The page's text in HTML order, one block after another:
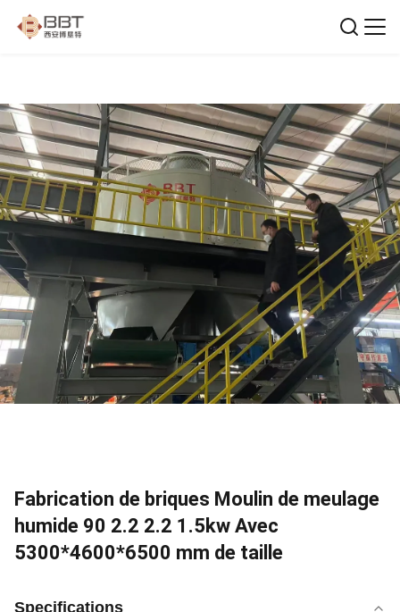
Fabrication de briques Moulin de meulage
humide 90 2.2 2.2 1.5kw Avec
5300*4600*6500 mm de taille
Specifications